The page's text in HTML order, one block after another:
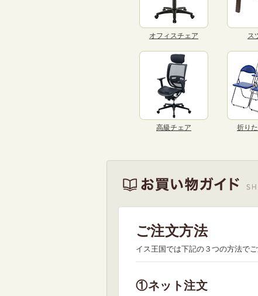
オフィスチェア ス
高級チェア 折り
ご注文方法
イス王国では下記の３つの方法で
①ネット注文